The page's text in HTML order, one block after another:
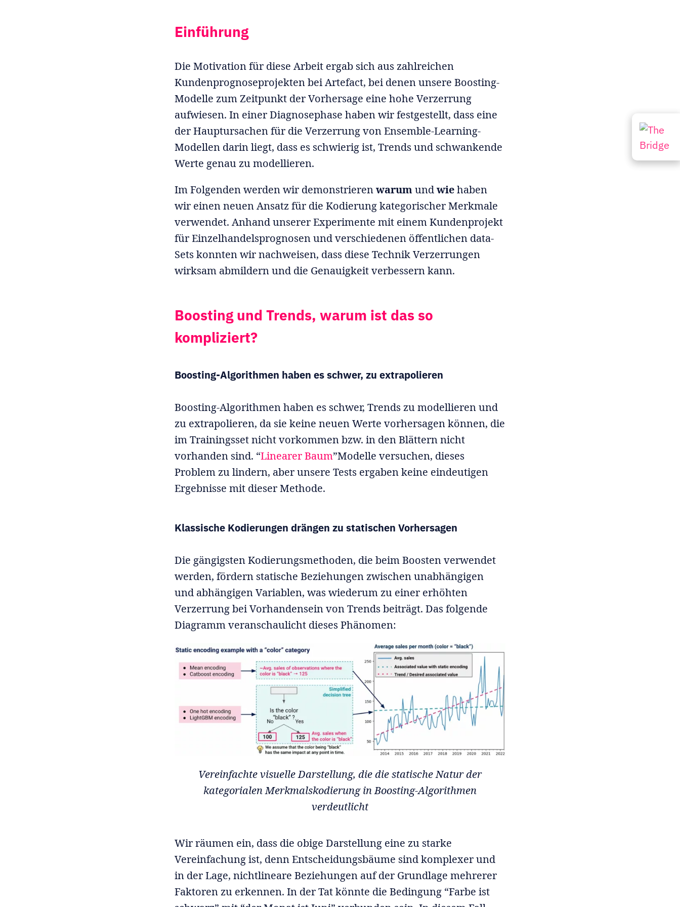
Einführung
Die Motivation für diese Arbeit ergab sich aus zahlreichen
Kundenprognoseprojekten bei Artefact, bei denen unsere Boosting-
Modelle zum Zeitpunkt der Vorhersage eine hohe Verzerrung
aufwiesen. In einer Diagnosephase haben wir festgestellt, dass eine
der Hauptursachen für die Verzerrung von Ensemble-Learning-
Modellen darin liegt, dass es schwierig ist, Trends und schwankende
Werte genau zu modellieren.
Im Folgenden werden wir demonstrierenwarumundwiehaben
wir einen neuen Ansatz für die Kodierung kategorischer Merkmale
verwendet. Anhand unserer Experimente mit einem Kundenprojekt
für Einzelhandelsprognosen und verschiedenen öffentlichen data-
Sets konnten wir nachweisen, dass diese Technik Verzerrungen
wirksam abmildern und die Genauigkeit verbessern kann.
Boosting und Trends, warum ist das so
kompliziert?
Boosting-Algorithmen haben es schwer, zu extrapolieren
Boosting-Algorithmen haben es schwer, Trends zu modellieren und
zu extrapolieren, da sie keine neuen Werte vorhersagen können, die
im Trainingsset nicht vorkommen bzw. in den Blättern nicht
vorhanden sind. “Linearer Baum”Modelle versuchen, dieses
Problem zu lindern, aber unsere Tests ergaben keine eindeutigen
Ergebnisse mit dieser Methode.
Klassische Kodierungen drängen zu statischen Vorhersagen
Die gängigsten Kodierungsmethoden, die beim Boosten verwendet
werden, fördern statische Beziehungen zwischen unabhängigen
und abhängigen Variablen, was wiederum zu einer erhöhten
Verzerrung bei Vorhandensein von Trends beiträgt. Das folgende
Diagramm veranschaulicht dieses Phänomen:
Vereinfachte visuelle Darstellung, die die statische Natur der
kategorialen Merkmalskodierung in Boosting-Algorithmen
verdeutlicht
Wir räumen ein, dass die obige Darstellung eine zu starke
Vereinfachung ist, denn Entscheidungsbäume sind komplexer und
in der Lage, nichtlineare Beziehungen auf der Grundlage mehrerer
Faktoren zu erkennen. In der Tat könnte die Bedingung “Farbe ist